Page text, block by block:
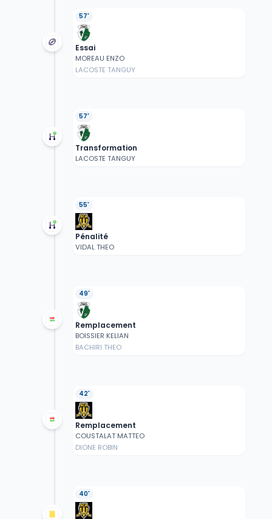
57'
Essai
MOREAU ENZO
LACOSTE TANGUY
57'
Transformation
LACOSTE TANGUY
55'
Pénalité
VIDAL THEO
49'
Remplacement
BOISSIER KELIAN
BACHIRI THEO
42'
Remplacement
COUSTALAT MATTEO
DIONE ROBIN
40'